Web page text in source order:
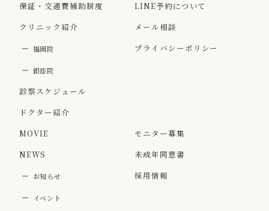
保証・交通費補助制度
クリニック紹介
福岡院
銀座院
診察スケジュール
ドクター紹介
MOVIE
NEWS
お知らせ
イベント
LINE予約について
メール相談
プライバシーポリシー
モニター募集
未成年同意書
採用情報